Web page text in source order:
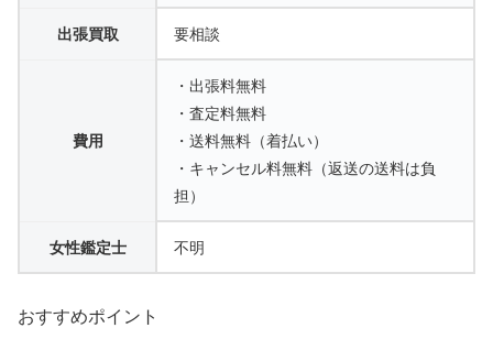
出張買取 要相談
費用
・出張料無料
・査定料無料
・送料無料（着払い）
・キャンセル料無料（返送の送料は負
担）
女性鑑定士 不明
おすすめポイント